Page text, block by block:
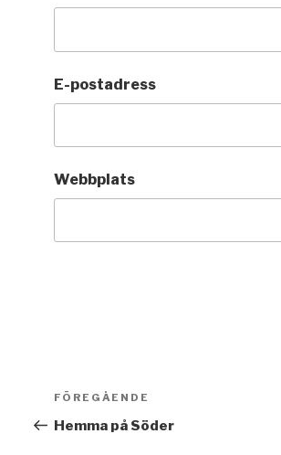
E-postadress
Webbplats
Inläggsnavigering
Föregående
inlägg
FÖREGÅENDE
Hemma på Söder